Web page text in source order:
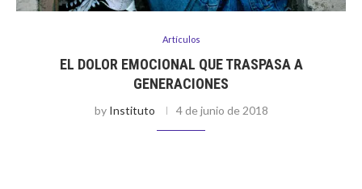
Artículos
EL DOLOR EMOCIONAL QUE TRASPASA A
GENERACIONES
by Instituto 4 de junio de 2018